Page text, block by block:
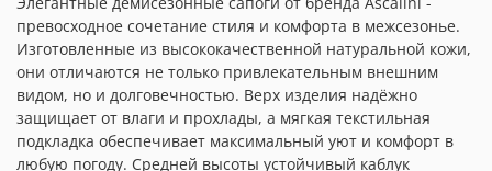
превосходное сочетание стиля и комфорта в межсезонье.
Изготовленные из высококачественной натуральной кожи,
они отличаются не только привлекательным внешним
видом, но и долговечностью. Верх изделия надёжно
защищает от влаги и прохлады, а мягкая текстильная
подкладка обеспечивает максимальный уют и комфорт в
любую погоду. Средней высоты устойчивый каблук